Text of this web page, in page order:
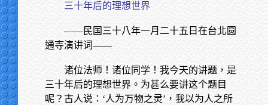
三十年后的理想世界
——民国三十八年一月二十五日在台北圆
通寺演讲词——
诸位法师！诸位同学！我今天的讲题，是
三十年后的理想世界。为甚么要讲这个题目
呢？古人说：‘人为万物之灵’，我以为人之所